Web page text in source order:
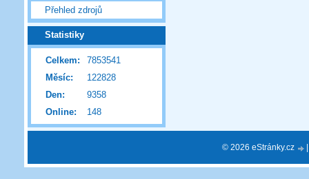
Přehled zdrojů
Statistiky
Online: 148
Celkem:
7853541
Měsíc:
122828
Den:
9358
© 2026 eStránky.cz